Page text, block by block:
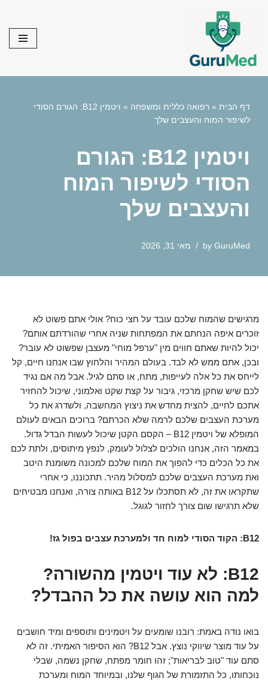
content
דף הבית » רפואה כללית ומשפחה »
ויטמין B12: הגורם הסודי
לשיפור המוח והעצבים שלך
ויטמין B12: הגורם
הסודי לשיפור המוח
והעצבים שלך
by GuruMed מאי 31, 2026
מרגישים שהמוח שלכם עובד על חצי כוח? אולי אתם פשוט לא
זוכרים איפה הנחתם את המפתחות שניה אחרי שהורדתם אותם?
יכול להיות שאתם חווים מין "ערפל מוחי" מעצבן שפשוט לא עובר?
ובכן, אתם ממש לא לבד. בעולם המהיר והלחוץ שבו אנחנו חיים, קל
לייחס את כל אלה לעייפות, מתח, או סתם לגיל. אבל מה אם נגיד
לכם שיש שחקן מרכזי, גיבור על קצת שקט ואלמוני, שיכול להחזיר
אתכם לחיים, להצית מחדש את ניצוץ המחשבה, ולשדרג את כל
מערכת העצבים שלכם לרמה שלא הכרתם? ברוכים הבאים לעולם
המופלא של ויטמין B12 – הקסם הקטן שיכול לעשות הבדל גדול.
במאמר הזה, אנחנו הולכים לצלול לעומק, לנפץ מיתוסים, ולתת לכם
את כל הכלים כדי להפוך את המוח שלכם למכונה משומנת היטב
ואת מערכת העצבים שלכם למסלול מהיר. תתכוננו, כי אחרי
שתקראו את זה, לא תסתכלו על B12 באותה צורה, ואנחנו מבטיחים
שלא תרגישו שום צורך לחזור לגוגל.
B12: הקוד הסודי למוח חד ולמערכת עצבים בפול גז!
B12: לא עוד ויטמין מהשורה?
למה הוא עושה את כל ההבדל?
בואו נודה באמת: רובנו שומעים על ויטמינים ותוספים ומיד חושבים
על עוד מוצר שיווקי נוצץ. אבל B12? הוא הסיפור האמיתי. זה לא
סתם עוד "טוב לבריאות"; זהו חומר מפתח, שחקן נשמה, שבלי
נוכחותו, כל התזמורת של הגוף שלנו, ובמיוחד המוח ומערכת